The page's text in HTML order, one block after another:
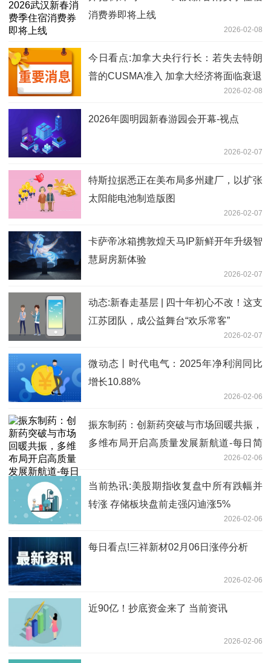
消费券即将上线
2026-02-08
今日看点:加拿大央行行长：若失去特朗
普的CUSMA准入 加拿大经济将面临衰退
2026-02-08
2026年圆明园新春游园会开幕-视点
2026-02-07
特斯拉据悉正在美布局多州建厂，以扩张
太阳能电池制造版图
2026-02-07
卡萨帝冰箱携敦煌天马IP新鲜开年升级智
慧厨房新体验
2026-02-07
动态:新春走基层 | 四十年初心不改！这支
江苏团队，成公益舞台“欢乐常客”
2026-02-07
微动态丨时代电气：2025年净利润同比
增长10.88%
2026-02-06
振东制药：创新药突破与市场回暖共振，
多维布局开启高质量发展新航道-每日简
2026-02-06
当前热讯:美股期指收复盘中所有跌幅并
转涨 存储板块盘前走强闪迪涨5%
2026-02-06
每日看点!三祥新材02月06日涨停分析
2026-02-06
近90亿！抄底资金来了 当前资讯
2026-02-06